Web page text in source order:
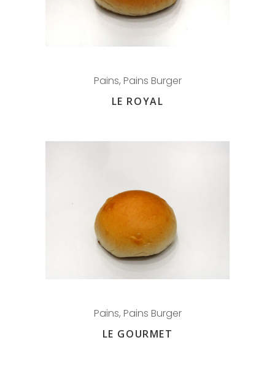
Pains, Pains Burger
LE ROYAL
Pains, Pains Burger
LE GOURMET